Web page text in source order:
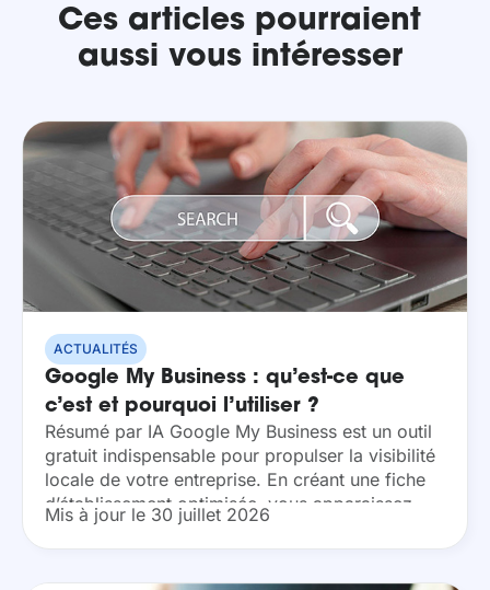
Ces articles pourraient
aussi vous intéresser
ACTUALITÉS
Google My Business : qu’est-ce que
c’est et pourquoi l’utiliser ?
Résumé par IA Google My Business est un outil
gratuit indispensable pour propulser la visibilité
locale de votre entreprise. En créant une fiche
d’établissement optimisée, vous apparaissez
instantanément sur Google Maps et dans les
résultats de...
Mis à jour le 30 juillet 2026